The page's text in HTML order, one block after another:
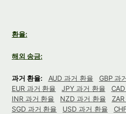
환율:
해외 송금:
과거 환율: AUD 과거 환율 GBP 과
EUR 과거 환율
JPY 과거 환율
INR 과거 환율
NZD 과거 환율
SGD 과거 환율
USD 과거 환율